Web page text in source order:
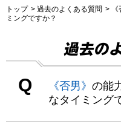
トップ 過去のよくある質問
ミングですか？
過去の
Q 《否男》 の能
なタイミング